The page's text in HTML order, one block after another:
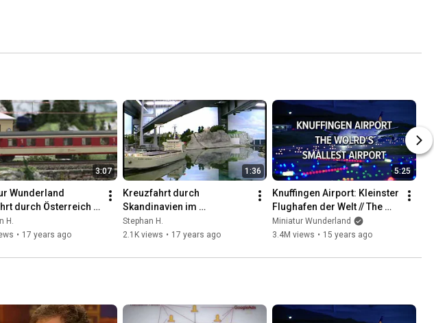
3:07
Wunderland
durch Österreich
Zahnradbahn
H.
• 17 years ago
1:36
Kreuzfahrt durch
Skandinavien im
Wunderland
Stephan H.
2.1K views • 17 years ago
5:25
Knuffingen Airport: Kleinster
Flughafen der Welt // The
world's smallest airport
Miniatur Wunderland
3.4M views • 15 years ago